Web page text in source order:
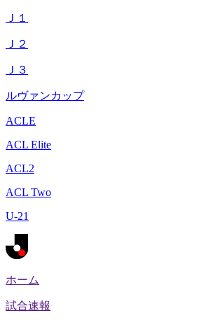
Ｊ１
Ｊ２
Ｊ３
ルヴァンカップ
ACLE
ACL Elite
ACL2
ACL Two
U-21
ホーム
試合速報